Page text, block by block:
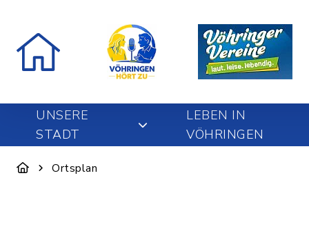
UNSERE
STADT
LEBEN IN
VÖHRINGEN
Ortsplan